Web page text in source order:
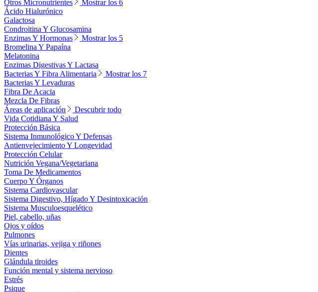
Otros Micronutrientes
Mostrar los 6
Ácido Hialurónico
Galactosa
Condroitina Y Glucosamina
Enzimas Y Hormonas
Mostrar los 5
Bromelina Y Papaína
Melatonina
Enzimas Digestivas Y Lactasa
Bacterias Y Fibra Alimentaria
Mostrar los 7
Bacterias Y Levaduras
Fibra De Acacia
Mezcla De Fibras
Áreas de aplicación
Descubrir todo
Vida Cotidiana Y Salud
Protección Básica
Sistema Inmunológico Y Defensas
Antienvejecimiento Y Longevidad
Protección Celular
Nutrición Vegana/Vegetariana
Toma De Medicamentos
Cuerpo Y Órganos
Sistema Cardiovascular
Sistema Digestivo, Hígado Y Desintoxicación
Sistema Musculoesquelético
Piel, cabello, uñas
Ojos y oídos
Pulmones
Vías urinarias, vejiga y riñones
Dientes
Glándula tiroides
Función mental y sistema nervioso
Estrés
Psique